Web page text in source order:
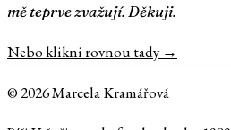
mě teprve zvažují. Děkuji.
Nebo klikni rovnou tady →
©2026Marcela Kramářová